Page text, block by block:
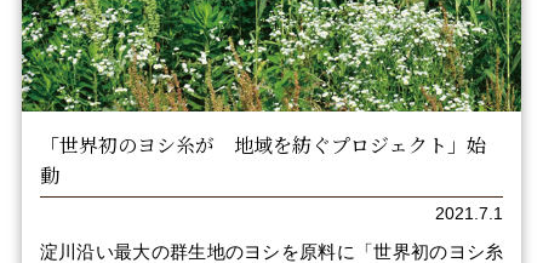
「世界初のヨシ糸が 地域を紡ぐプロジェクト」始
動
2021.7.1
淀川沿い最大の群生地のヨシを原料に「世界初のヨシ糸